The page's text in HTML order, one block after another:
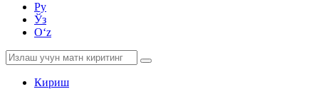
Ру
Ўз
Oʻz
Кириш